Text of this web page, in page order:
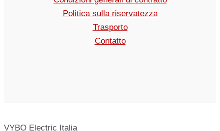
Politica sulla riservatezza
Trasporto
Contatto
VYBO Electric Italia